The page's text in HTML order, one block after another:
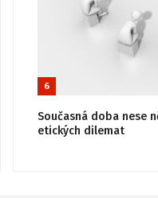
6
Současná doba nese
etických dilemat